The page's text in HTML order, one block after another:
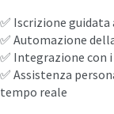
✅ Iscrizione guidata
✅ Automazione
✅ Integrazione con
✅ Assistenza
tempo reale